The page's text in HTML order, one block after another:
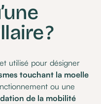
?
utilisé pour désigner
touchant la moelle
ou une
de la mobilité